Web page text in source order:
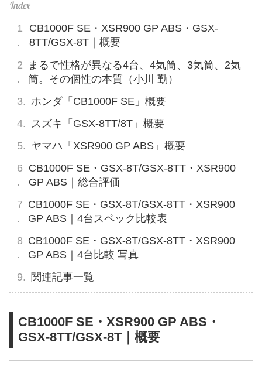
CB1000F SE・XSR900 GP ABS・GSX-
8TT/GSX-8T｜概要
まるで性格が異なる4台、4気筒、3気筒、2気
筒。その個性の本質（小川 勤）
ホンダ「CB1000F SE」概要
スズキ「GSX-8TT/8T」概要
ヤマハ「XSR900 GP ABS」概要
CB1000F SE・GSX-8T/GSX-8TT・XSR900
GP ABS｜総合評価
CB1000F SE・GSX-8T/GSX-8TT・XSR900
GP ABS｜4台スペック比較表
CB1000F SE・GSX-8T/GSX-8TT・XSR900
GP ABS｜4台比較 写真
関連記事一覧
CB1000F SE・XSR900 GP ABS・
GSX-8TT/GSX-8T｜概要